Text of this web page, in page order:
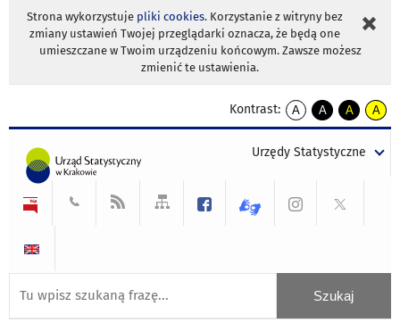
Strona wykorzystuje pliki cookies. Korzystanie z witryny bez
zmiany ustawień Twojej przeglądarki oznacza, że będą one
umieszczane w Twoim urządzeniu końcowym. Zawsze możesz
zmienić te ustawienia.
Kontrast:
A
kontrast
A
kontrast
tekst
czarnym
A
kontrast
tekst
czarnym
A
tekst
żółtym
Urzędy Statystyczne